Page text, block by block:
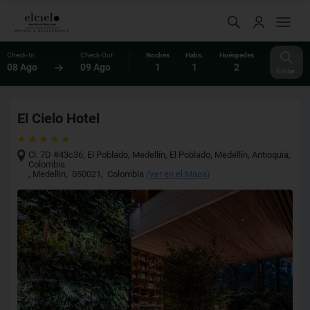
Check-In
08 Ago
Check-Out
09 Ago
Noches
1
Habs.
1
Huéspedes
2 Editar
El Cielo Hotel
Cl. 7D #43c36, El Poblado, Medellín, El Poblado, Medellín, Antioquia,
Colombia
, Medellin, 050021 , Colombia (Ver en el Mapa)